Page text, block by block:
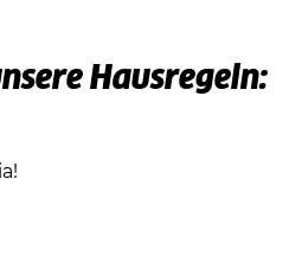
Hausregeln: